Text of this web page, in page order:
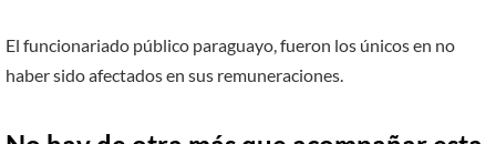
El funcionariado público paraguayo, fueron los únicos en no
haber sido afectados en sus remuneraciones.